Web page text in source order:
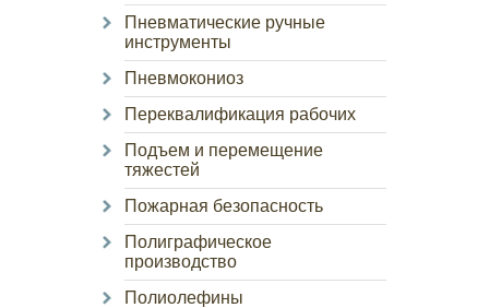
Пневматические ручные
инструменты
Пневмокониоз
Переквалификация рабочих
Подъем и перемещение
тяжестей
Пожарная безопасность
Полиграфическое
производство
Полиолефины